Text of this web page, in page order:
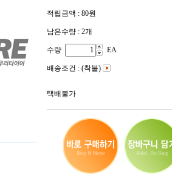
적립금액 : 80원
남은수량 : 2개
수량 EA
배송조건 : (착불)
택배불가